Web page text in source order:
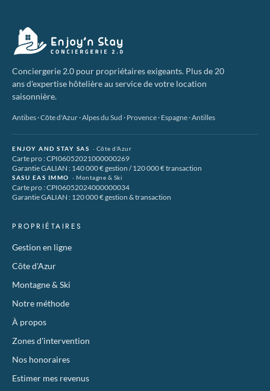
Conciergerie 2.0 pour propriétaires exigeants. Plus de 20
ans d'expertise hôtelière au service de votre location
saisonnière.
Antibes · Côte d'Azur · Alpes du Sud · Provence · Espagne · Antilles
ENJOY AND STAY SAS · Côte d'Azur
Carte pro : CPI06052021000000269
Garantie GALIAN : 140 000 € gestion / 120 000 € transaction
SASU EAS IMMO · Montagne & Ski
Carte pro : CPI06052024000000034
Garantie GALIAN : 120 000 € gestion & transaction
PROPRIÉTAIRES
Gestion en ligne
Côte d'Azur
Montagne & Ski
Notre méthode
À propos
Zones d'intervention
Nos honoraires
Estimer mes revenus